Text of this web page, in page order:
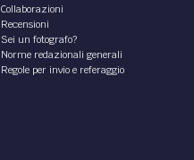
Collaborazioni
Recensioni
Sei un fotografo?
Norme redazionali generali
Regole per invio e referaggio